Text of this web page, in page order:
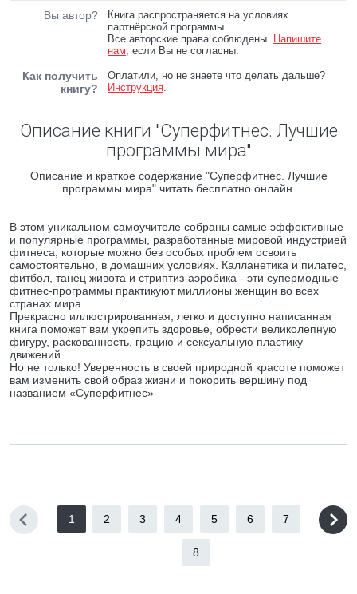
Вы автор?
Книга распространяется на условиях
партнёрской программы.
Все авторские права соблюдены. Напишите
нам, если Вы не согласны.
Как получить
книгу?
Оплатили, но не знаете что делать дальше?
Инструкция.
Описание книги "Суперфитнес. Лучшие
программы мира"
Описание и краткое содержание "Суперфитнес. Лучшие
программы мира" читать бесплатно онлайн.
В этом уникальном самоучителе собраны самые эффективные
и популярные программы, разработанные мировой индустрией
фитнеса, которые можно без особых проблем освоить
самостоятельно, в домашних условиях. Калланетика и пилатес,
фитбол, танец живота и стриптиз-аэробика - эти супермодные
фитнес-программы практикуют миллионы женщин во всех
странах мира.
Прекрасно иллюстрированная, легко и доступно написанная
книга поможет вам укрепить здоровье, обрести великолепную
фигуру, раскованность, грацию и сексуальную пластику
движений.
Но не только! Уверенность в своей природной красоте поможет
вам изменить свой образ жизни и покорить вершину под
названием «Суперфитнес»
1 2 3 4 5 6 7
8